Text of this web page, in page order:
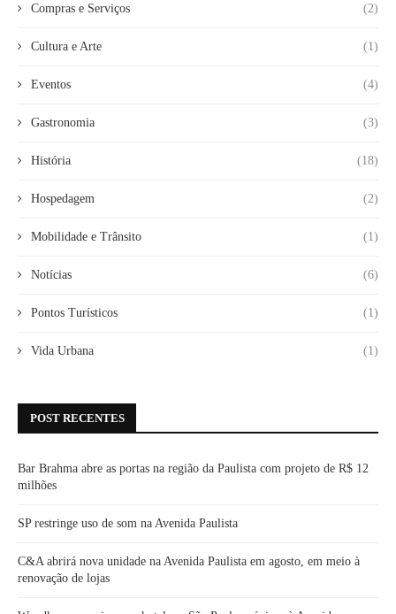
Compras e Serviços (2)
Cultura e Arte (1)
Eventos (4)
Gastronomia (3)
História (18)
Hospedagem (2)
Mobilidade e Trânsito (1)
Notícias (6)
Pontos Turísticos (1)
Vida Urbana (1)
POST RECENTES
Bar Brahma abre as portas na região da Paulista com projeto de R$ 12
milhões
SP restringe uso de som na Avenida Paulista
C&A abrirá nova unidade na Avenida Paulista em agosto, em meio à
renovação de lojas